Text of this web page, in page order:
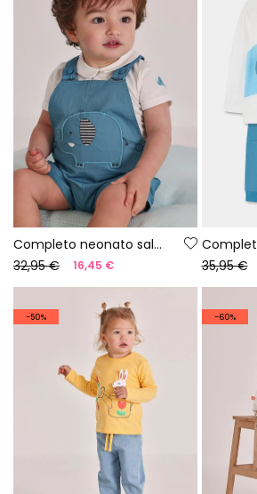
Completo neonato salopette e maglietta in cotone blu
32,95 €
16,45 €
35,95 €
-50% -60%